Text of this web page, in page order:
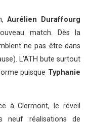
Aurélien Duraffourg
match. Dès la
ne pas être dans
L’ATH bute surtout
puisque Typhanie
à Clermont, le réveil
neuf réalisations de